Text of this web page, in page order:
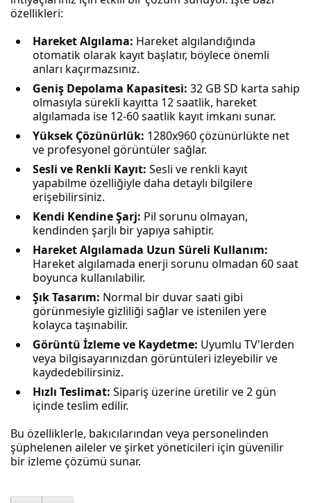
özellikleri:
Hareket Algılama: Hareket algılandığında
otomatik olarak kayıt başlatır, böylece önemli
anları kaçırmazsınız.
Geniş Depolama Kapasitesi: 32 GB SD karta sahip
olmasıyla sürekli kayıtta 12 saatlik, hareket
algılamada ise 12-60 saatlik kayıt imkanı sunar.
Yüksek Çözünürlük: 1280x960 çözünürlükte net
ve profesyonel görüntüler sağlar.
Sesli ve Renkli Kayıt: Sesli ve renkli kayıt
yapabilme özelliğiyle daha detaylı bilgilere
erişebilirsiniz.
Kendi Kendine Şarj: Pil sorunu olmayan,
kendinden şarjlı bir yapıya sahiptir.
Hareket Algılamada Uzun Süreli Kullanım:
Hareket algılamada enerji sorunu olmadan 60 saat
boyunca kullanılabilir.
Şık Tasarım: Normal bir duvar saati gibi
görünmesiyle gizliliği sağlar ve istenilen yere
kolayca taşınabilir.
Görüntü İzleme ve Kaydetme: Uyumlu TV'lerden
veya bilgisayarınızdan görüntüleri izleyebilir ve
kaydedebilirsiniz.
Hızlı Teslimat: Sipariş üzerine üretilir ve 2 gün
içinde teslim edilir.
Bu özelliklerle, bakıcılarından veya personelinden
şüphelenen aileler ve şirket yöneticileri için güvenilir
bir izleme çözümü sunar.